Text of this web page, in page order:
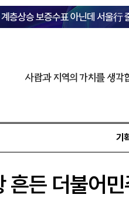
계층상승 보증수표 아닌데 서울行
사람과 지역의 가치를 생각
기
흔든 더불어